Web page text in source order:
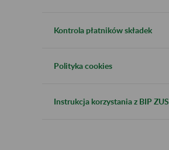
Kontrola płatników składek
Polityka cookies
Instrukcja korzystania z BIP ZUS